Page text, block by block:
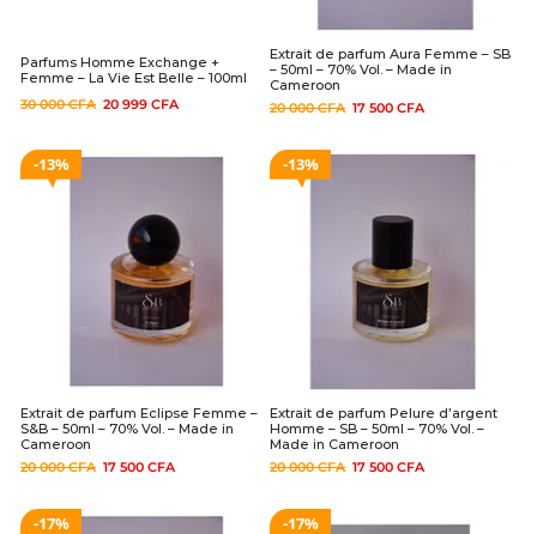
Parfums Homme Exchange +
Femme – La Vie Est Belle – 100ml
30 000CFA 20 999 CFA
Extrait de parfum Aura Femme – SB
– 50ml – 70% Vol. – Made in
Cameroon
20 000CFA 17 500 CFA
13%
Extrait de parfum Eclipse Femme –
S&B – 50ml – 70% Vol. – Made in
Cameroon
20 000CFA 17 500 CFA
13%
Extrait de parfum Pelure d’argent
Homme – SB – 50ml – 70% Vol. –
Made in Cameroon
20 000CFA 17 500 CFA
17% 17%